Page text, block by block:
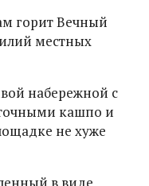
горит Вечный
местных
набережной с
кашпо и
не хуже